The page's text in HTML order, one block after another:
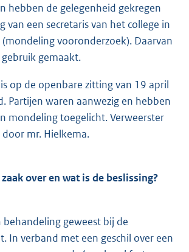
de gelegenheid gekregen
van een secretaris van het college in
(mondeling vooronderzoek). Daarvan
gemaakt.
op de openbare zitting van 19 april
Partijen waren aanwezig en hebben
mondeling toegelicht. Verweerster
mr. Hielkema.
over en wat is de beslissing?
behandeling geweest bij de
In verband met een geschil over een